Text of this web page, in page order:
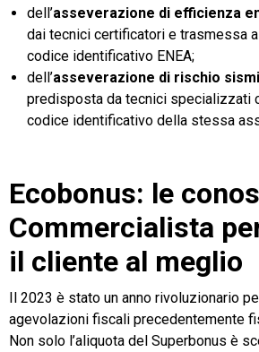
dell’asseverazione di efficienza
dai tecnici certificatori e trasmessa
codice identificativo ENEA;
dell’asseverazione di rischio
predisposta da tecnici specializzati
codice identificativo della stessa
Ecobonus: le
Commercialista
il cliente al meglio
Il 2023 è stato un anno rivoluzionario
agevolazioni fiscali precedentemente
Non solo l’aliquota del Superbonus è